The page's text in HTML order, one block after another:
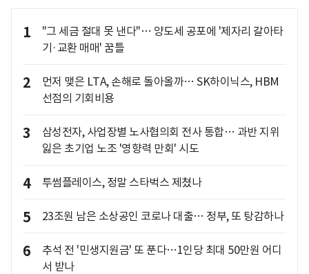
1
"그 세금 절대 못 낸다"… 양도세 공포에 '제자리 갈아타
기·교환 매매' 꿈틀
2
먼저 맺은 LTA, 손해로 돌아올까… SK하이닉스, HBM
선점의 기회비용
3
삼성전자, 사업장별 노사협의회 전사 통합… 과반 지위
잃은 초기업 노조 '영향력 만회' 시도
4 투썸플레이스, 정말 스타벅스 제쳤나
5 23조원 남은 소상공인 코로나 대출… 정부, 또 탕감하나
6
추석 전 '민생지원금' 또 푼다…1인당 최대 50만원 어디
서 받나